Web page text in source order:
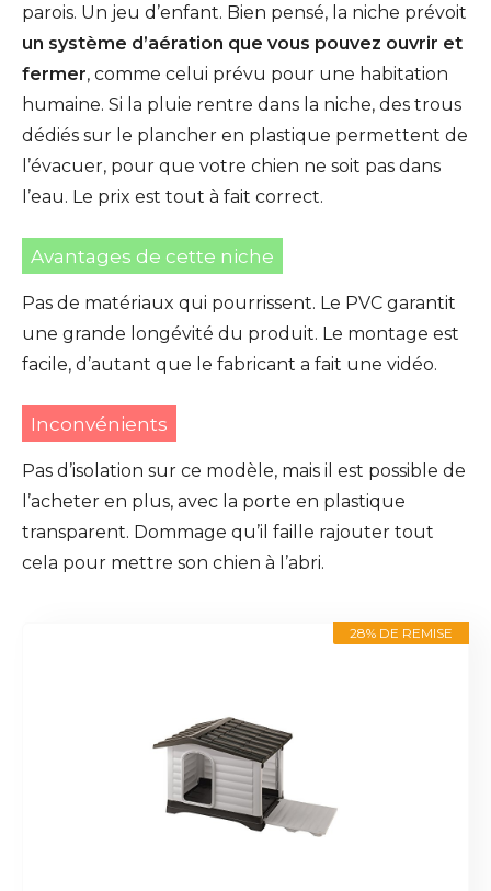
parois. Un jeu d’enfant. Bien pensé, la niche prévoit
un système d’aération que vous pouvez ouvrir et
fermer, comme celui prévu pour une habitation
humaine. Si la pluie rentre dans la niche, des trous
dédiés sur le plancher en plastique permettent de
l’évacuer, pour que votre chien ne soit pas dans
l’eau. Le prix est tout à fait correct.
Avantages de cette niche
Pas de matériaux qui pourrissent. Le PVC garantit
une grande longévité du produit. Le montage est
facile, d’autant que le fabricant a fait une vidéo.
Inconvénients
Pas d’isolation sur ce modèle, mais il est possible de
l’acheter en plus, avec la porte en plastique
transparent. Dommage qu’il faille rajouter tout
cela pour mettre son chien à l’abri.
28% DE REMISE